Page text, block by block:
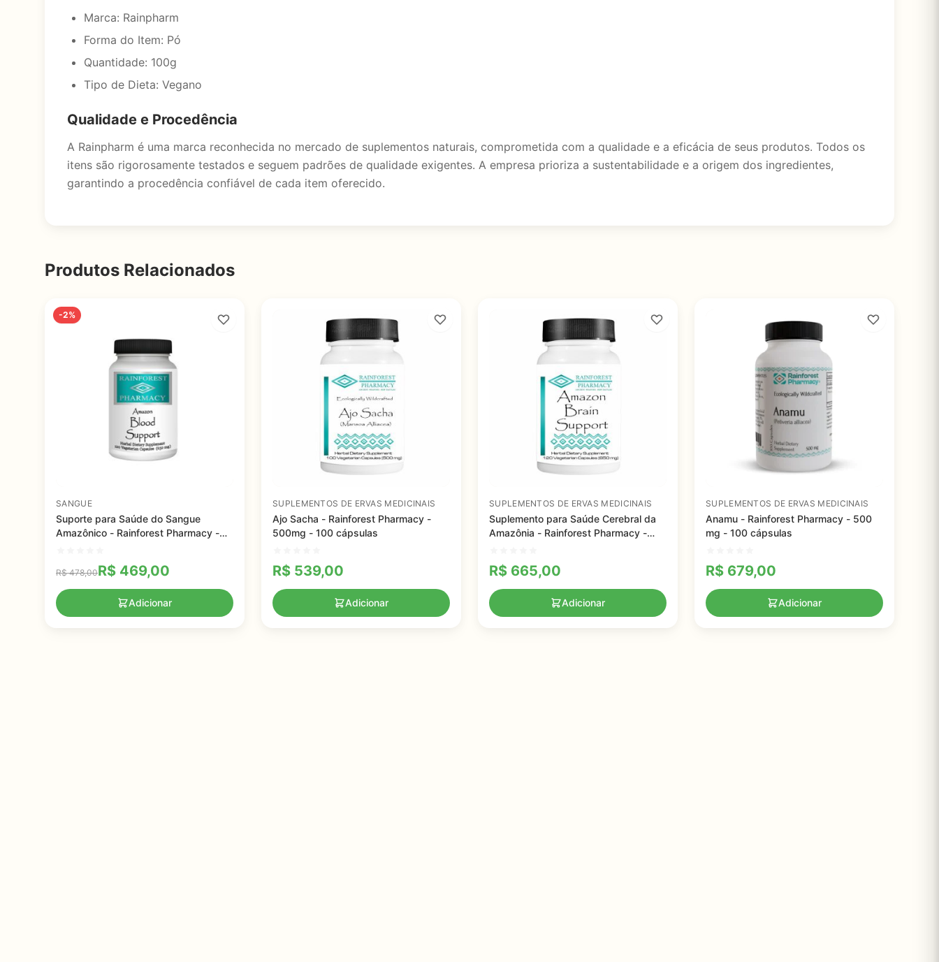
Marca: Rainpharm
Forma do Item: Pó
Quantidade: 100g
Tipo de Dieta: Vegano
Qualidade e Procedência
A Rainpharm é uma marca reconhecida no mercado de suplementos naturais, comprometida com a qualidade e a eficácia de seus produtos. Todos os
itens são rigorosamente testados e seguem padrões de qualidade exigentes. A empresa prioriza a sustentabilidade e a origem dos ingredientes,
garantindo a procedência confiável de cada item oferecido.
Produtos Relacionados
-2%
SANGUE
Suporte para Saúde do Sangue
Amazônico - Rainforest Pharmacy -
R$478,00R$ 469,00
Adicionar
SUPLEMENTOS DE ERVAS MEDICINAIS
Ajo Sacha - Rainforest Pharmacy -
500mg - 100 cápsulas
R$ 539,00
Adicionar
SUPLEMENTOS DE ERVAS MEDICINAIS
Suplemento para Saúde Cerebral da
Amazônia - Rainforest Pharmacy -
R$ 665,00
Adicionar
SUPLEMENTOS DE ERVAS MEDICINAIS
Anamu - Rainforest Pharmacy - 500
mg - 100 cápsulas
R$ 679,00
Adicionar